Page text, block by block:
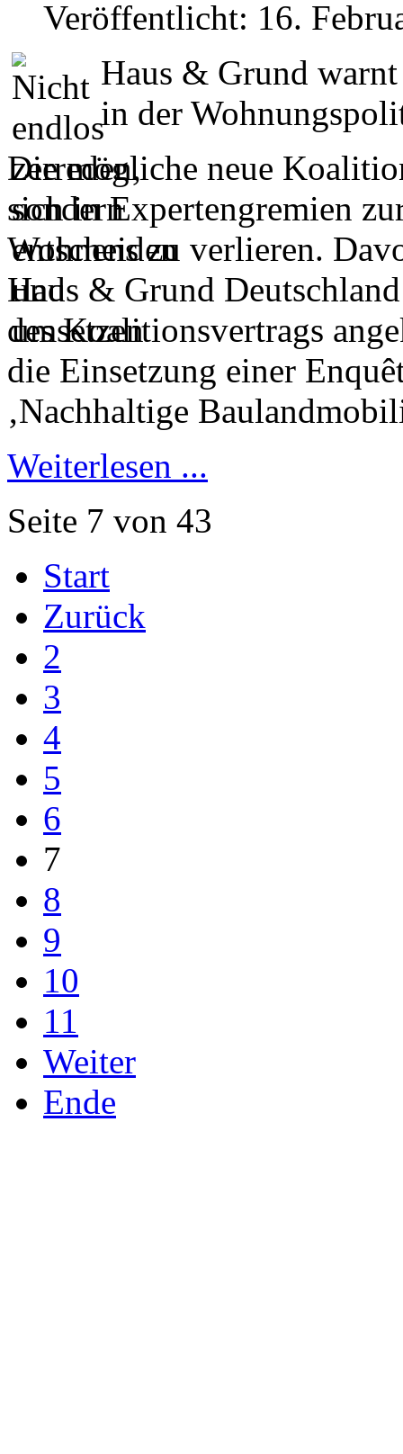
Veröffentlicht: 16.
Haus & Grund
in der
Die mögliche neue
sich in Expertengremien
Wohnens zu verlieren.
Haus & Grund
des Koalitionsvertrags
die Einsetzung einer
‚Nachhaltige
Weiterlesen ...
Seite 7 von 43
Start
Zurück
2
3
4
5
6
7
8
9
10
11
Weiter
Ende